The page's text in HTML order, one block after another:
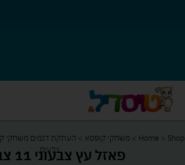
Home > Shop
> משחקי קופסא > העתקת דגמים משחקי
צבעים
פאזל עץ צבעוני 11 צבעים